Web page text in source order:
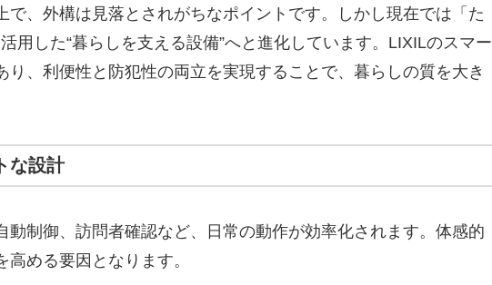
で、外構は見落とされがちなポイントです。しかし現在では「た
用した“暮らしを支える設備”へと進化しています。LIXILのスマー
り、利便性と防犯性の両立を実現することで、暮らしの質を大き
な設計
動制御、訪問者確認など、日常の動作が効率化されます。体感的
める要因となります。